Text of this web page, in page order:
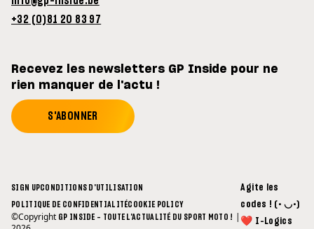
+32 (0)81 20 83 97
Recevez les newsletters GP Inside pour ne
rien manquer de l'actu !
S'ABONNER
SIGN UPCONDITIONS D'UTILISATION
POLITIQUE DE CONFIDENTIALITÉCOOKIE POLICY
©Copyright GP INSIDE - TOUTE L'ACTUALITÉ DU SPORT MOTO ! |
Agite les
codes ! (• ◡•)
❤ I-Logics